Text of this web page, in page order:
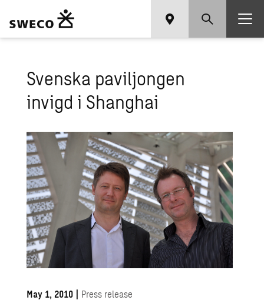
Svenska paviljongen
invigd i Shanghai
May 1, 2010 | Press release